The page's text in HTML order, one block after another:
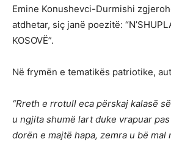
Emine Konushevci-Durmishi
atdhetar, siç janë poezitë:
KOSOVË”.
Në frymën e tematikës patriotike,
“Rreth e rrotull eca përskaj kalasë
u ngjita shumë lart duke vrapuar
dorën e majtë hapa, zemra u bë mal